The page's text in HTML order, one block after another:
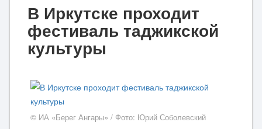
В Иркутске проходит
фестиваль таджикской
культуры
© ИА «Берег Ангары» / Фото: Юрий Соболевский